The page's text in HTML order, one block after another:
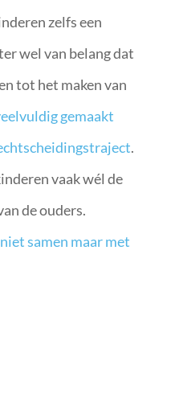
zelfs een
wel van belang dat
tot het maken van
gemaakt
.
vaak wél de
de ouders.
samen maar met